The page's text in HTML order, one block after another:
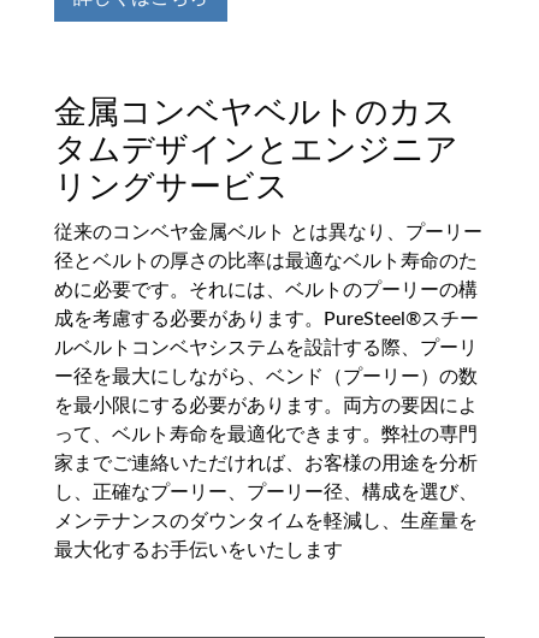
金属コンベヤベルトのカス
タムデザインとエンジニア
リングサービス
従来のコンベヤ金属ベルト とは異なり、プーリー
径とベルトの厚さの比率は最適なベルト寿命のた
めに必要です。それには、ベルトのプーリーの構
成を考慮する必要があります。PureSteel®スチー
ルベルトコンベヤシステムを設計する際、プーリ
ー径を最大にしながら、ベンド（プーリー）の数
を最小限にする必要があります。両方の要因によ
って、ベルト寿命を最適化できます。弊社の専門
家までご連絡いただければ、お客様の用途を分析
し、正確なプーリー、プーリー径、構成を選び、
メンテナンスのダウンタイムを軽減し、生産量を
最大化するお手伝いをいたします